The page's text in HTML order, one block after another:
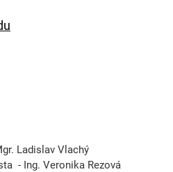
Ladislav Vlachý
- Ing. Veronika Rezová